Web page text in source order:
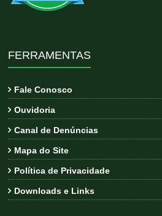
FERRAMENTAS
Fale Conosco
Ouvidoria
Canal de Denúncias
Mapa do Site
Política de Privacidade
Downloads e Links